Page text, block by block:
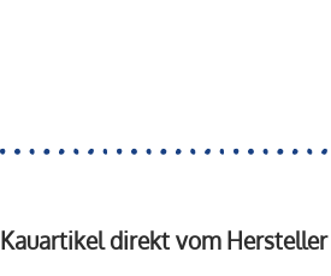
Kauartikel direkt vom Hersteller